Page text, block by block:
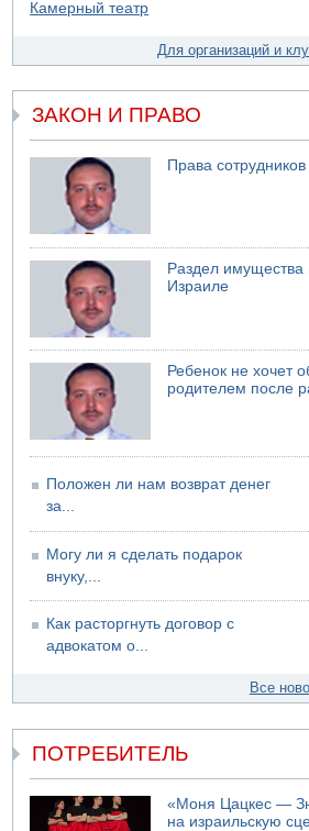
Для организаций и
ЗАКОН И ПРАВО
Права
Раздел имущества
Израиле
Ребенок не хочет
родителем после
Положен ли нам возврат денег
за...
Могу ли я сделать подарок
внуку,...
Как расторгнуть договор с
адвокатом о...
Все
ПОТРЕБИТЕЛЬ
«Моня Цацкес —
на израильскую